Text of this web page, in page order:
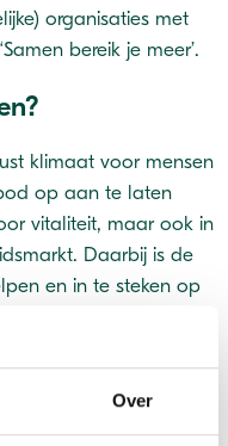
Over
organisaties met
bereik je meer’.
klimaat voor mensen
op aan te laten
vitaliteit, maar ook in
Daarbij is de
en in te steken op
geborgd is.
mijn werk?